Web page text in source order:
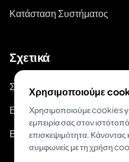
Κατάσταση Συστήματος
Σχετικά
Σχετικά με το Inkjin
Επικοινώνησε μαζί μας
Branding Kit
Χρησιμοποιούμε
Χρησιμοποιούμε cookies
εμπειρία σας στον
επισκεψιμότητα.
συμφωνείς με τη χρήση